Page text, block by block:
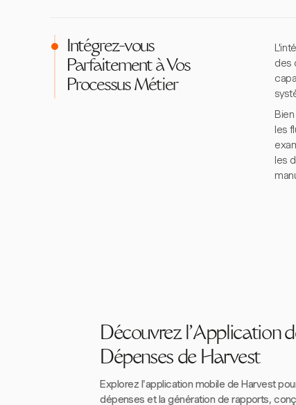
Intégrez-vous
Parfaitement à Vos
Processus Métier
des
les
les
Découvrez l'Application
Dépenses de Harvest
Explorez l'application mobile de Harvest
dépenses et la génération de rapports,